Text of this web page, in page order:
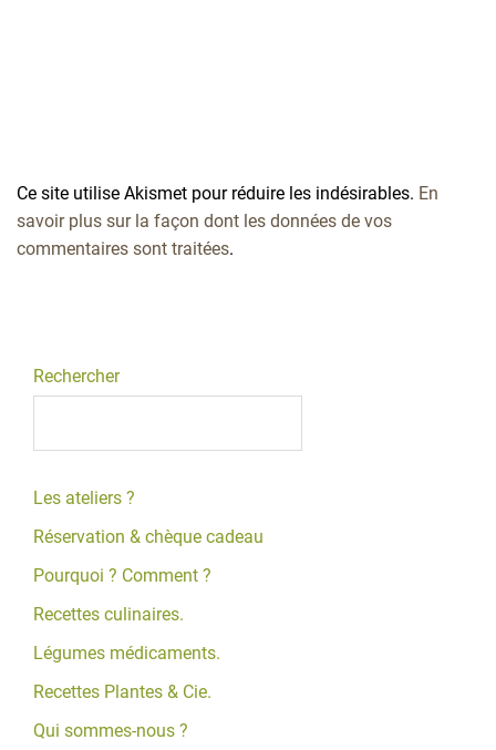
Ce site utilise Akismet pour réduire les indésirables. En
savoir plus sur la façon dont les données de vos
commentaires sont traitées.
Rechercher
Les ateliers ?
Réservation & chèque cadeau
Pourquoi ? Comment ?
Recettes culinaires.
Légumes médicaments.
Recettes Plantes & Cie.
Qui sommes-nous ?